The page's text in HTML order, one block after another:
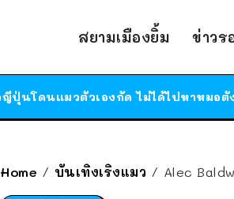
สยามเมืองยิ้ม ข่าวร
Home / บันเทิงเริงแมว / Alec